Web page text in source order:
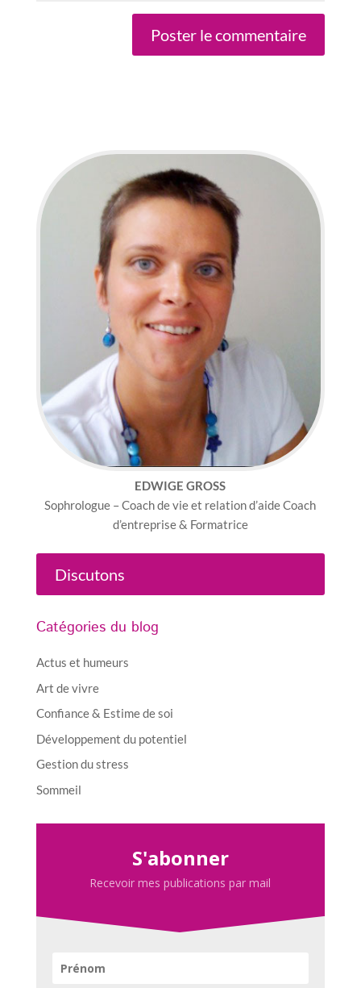
EDWIGE GROSS
Sophrologue – Coach de vie et relation d’aide Coach
d’entreprise & Formatrice
Discutons
Catégories du blog
Actus et humeurs
Art de vivre
Confiance & Estime de soi
Développement du potentiel
Gestion du stress
Sommeil
S'abonner
Recevoir mes publications par mail